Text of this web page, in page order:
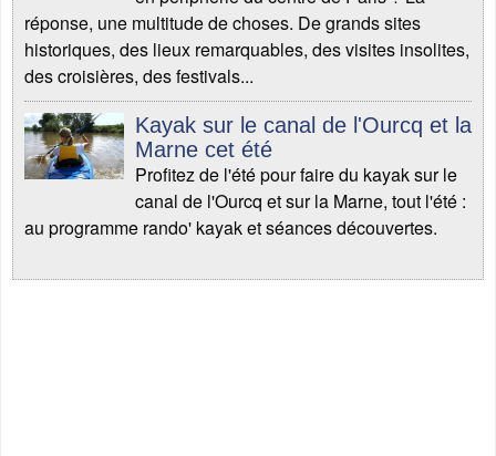
réponse, une multitude de choses. De grands sites
historiques, des lieux remarquables, des visites insolites,
des croisières, des festivals...
Kayak sur le canal de l'Ourcq et la
Marne cet été
Profitez de l'été pour faire du kayak sur le
canal de l'Ourcq et sur la Marne, tout l'été :
au programme rando' kayak et séances découvertes.